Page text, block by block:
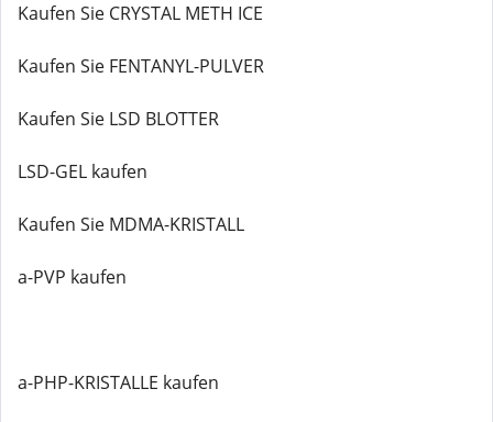
Kaufen Sie CRYSTAL METH ICE
Kaufen Sie FENTANYL-PULVER
Kaufen Sie LSD BLOTTER
LSD-GEL kaufen
Kaufen Sie MDMA-KRISTALL
a-PVP kaufen
a-PHP-KRISTALLE kaufen